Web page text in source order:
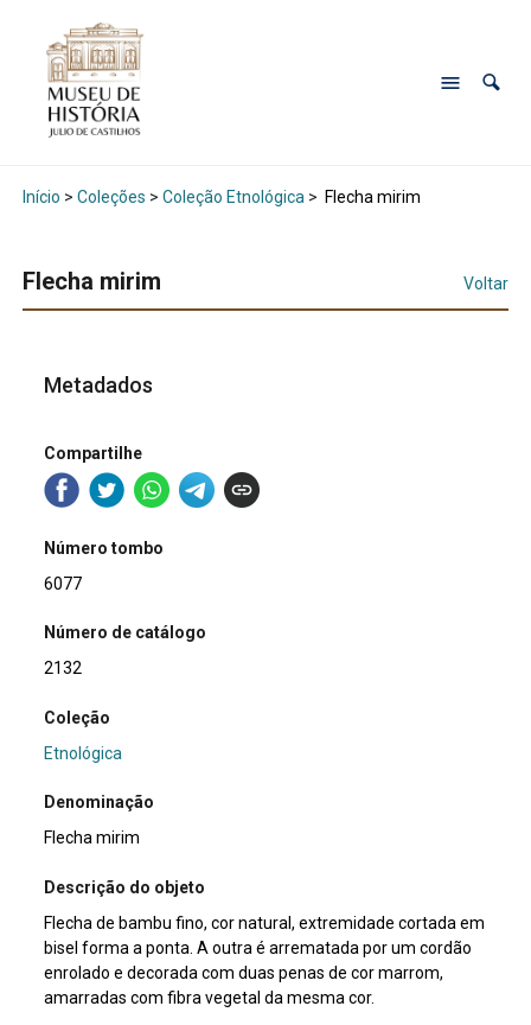
Início > Coleções > Coleção Etnológica > Flecha mirim
Flecha mirim Voltar
Metadados
Compartilhe
Número tombo
6077
Número de catálogo
2132
Coleção
Etnológica
Denominação
Flecha mirim
Descrição do objeto
Flecha de bambu fino, cor natural, extremidade cortada em
bisel forma a ponta. A outra é arrematada por um cordão
enrolado e decorada com duas penas de cor marrom,
amarradas com fibra vegetal da mesma cor.